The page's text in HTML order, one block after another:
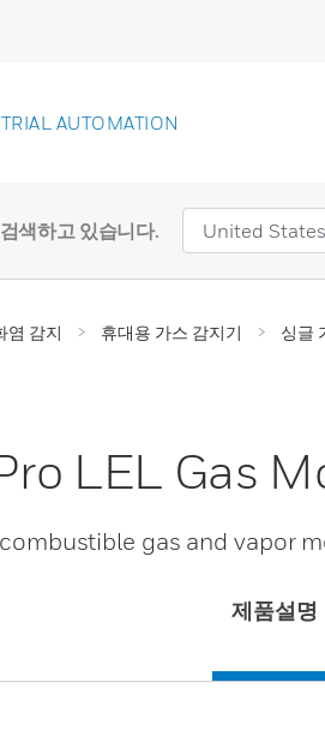
AUTOMATION
색하고 있습니다.
염 감지 휴대용 가스 감지기 싱글
LEL Gas
gas and vapor
제품설명